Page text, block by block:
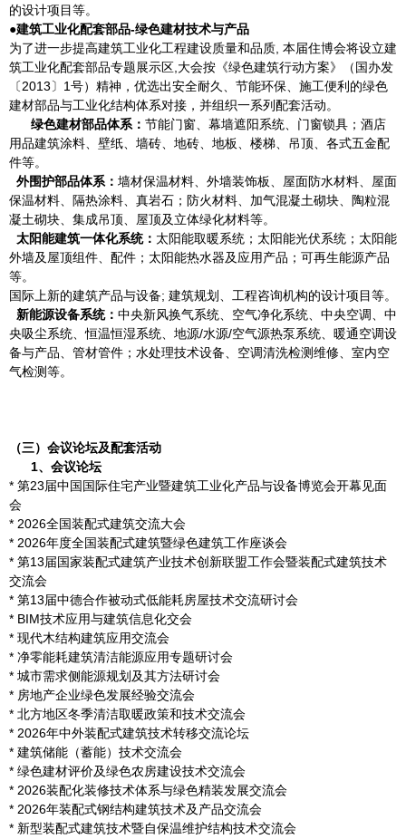
的设计项目等。
●建筑工业化配套部品-绿色建材技术与产品
为了进一步提高建筑工业化工程建设质量和品质, 本届住博会将设立建
筑工业化配套部品专题展示区,大会按《绿色建筑行动方案》（国办发
〔2013〕1号）精神，优选出安全耐久、节能环保、施工便利的绿色
建材部品与工业化结构体系对接，并组织一系列配套活动。
绿色建材部品体系： 节能门窗、幕墙遮阳系统、门窗锁具；酒店
用品建筑涂料、壁纸、墙砖、地砖、地板、楼梯、吊顶、各式五金配
件等。
外围护部品体系： 墙材保温材料、外墙装饰板、屋面防水材料、屋面
保温材料、隔热涂料、真岩石；防火材料、加气混凝土砌块、陶粒混
凝土砌块、集成吊顶、屋顶及立体绿化材料等。
太阳能建筑一体化系统： 太阳能取暖系统；太阳能光伏系统；太阳能
外墙及屋顶组件、配件；太阳能热水器及应用产品；可再生能源产品
等。
国际上新的建筑产品与设备; 建筑规划、工程咨询机构的设计项目等。
新能源设备系统： 中央新风换气系统、空气净化系统、中央空调、中
央吸尘系统、恒温恒湿系统、地源/水源/空气源热泵系统、暖通空调设
备与产品、管材管件；水处理技术设备、空调清洗检测维修、室内空
气检测等。
（三）会议论坛及配套活动
1、会议论坛
* 第23届中国国际住宅产业暨建筑工业化产品与设备博览会开幕见面
会
* 2026全国装配式建筑交流大会
* 2026年度全国装配式建筑暨绿色建筑工作座谈会
* 第13届国家装配式建筑产业技术创新联盟工作会暨装配式建筑技术
交流会
* 第13届中德合作被动式低能耗房屋技术交流研讨会
* BIM技术应用与建筑信息化交会
* 现代木结构建筑应用交流会
* 净零能耗建筑清洁能源应用专题研讨会
* 城市需求侧能源规划及其方法研讨会
* 房地产企业绿色发展经验交流会
* 北方地区冬季清洁取暖政策和技术交流会
* 2026年中外装配式建筑技术转移交流论坛
* 建筑储能（蓄能）技术交流会
* 绿色建材评价及绿色农房建设技术交流会
* 2026装配化装修技术体系与绿色精装发展交流会
* 2026年装配式钢结构建筑技术及产品交流会
* 新型装配式建筑技术暨自保温维护结构技术交流会